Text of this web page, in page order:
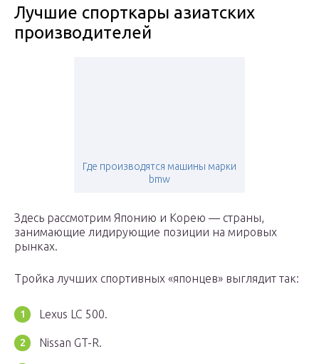
Лучшие спорткары азиатских
производителей
Где производятся машины марки
bmw
Здесь рассмотрим Японию и Корею — страны,
занимающие лидирующие позиции на мировых
рынках.
Тройка лучших спортивных «японцев» выглядит так:
Lexus LC 500.
Nissan GT-R.